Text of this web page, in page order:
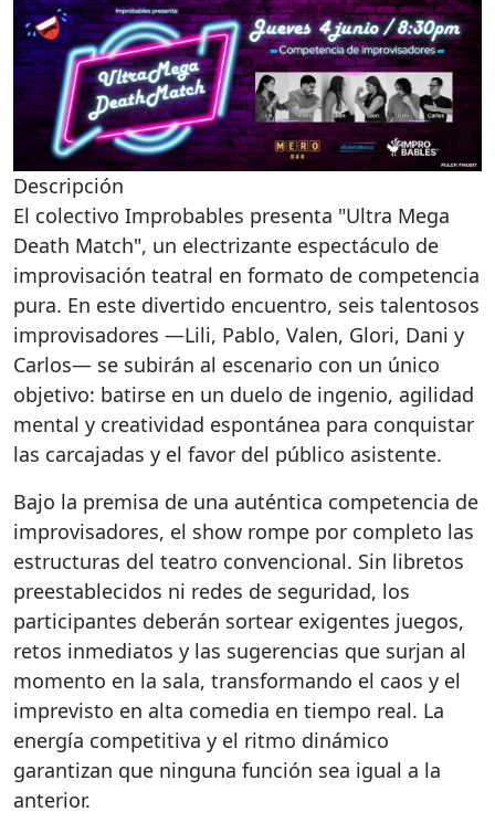
Descripción
El colectivo Improbables presenta "Ultra Mega
Death Match", un electrizante espectáculo de
improvisación teatral en formato de competencia
pura. En este divertido encuentro, seis talentosos
improvisadores —Lili, Pablo, Valen, Glori, Dani y
Carlos— se subirán al escenario con un único
objetivo: batirse en un duelo de ingenio, agilidad
mental y creatividad espontánea para conquistar
las carcajadas y el favor del público asistente.
Bajo la premisa de una auténtica competencia de
improvisadores, el show rompe por completo las
estructuras del teatro convencional. Sin libretos
preestablecidos ni redes de seguridad, los
participantes deberán sortear exigentes juegos,
retos inmediatos y las sugerencias que surjan al
momento en la sala, transformando el caos y el
imprevisto en alta comedia en tiempo real. La
energía competitiva y el ritmo dinámico
garantizan que ninguna función sea igual a la
anterior.